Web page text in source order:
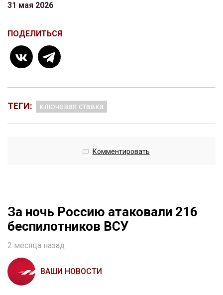
31 мая 2026
ПОДЕЛИТЬСЯ
ТЕГИ: ключевая ставка
Комментировать
За ночь Россию атаковали 216
беспилотников ВСУ
2 месяца назад
ВАШИ НОВОСТИ